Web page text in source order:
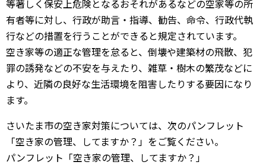
等著しく保安上危険となるおそれがあるなどの空家等の所
有者等に対し、行政が助言・指導、勧告、命令、行政代執
行などの措置を行うことができると規定されています。
空き家等の適正な管理を怠ると、倒壊や建築材の飛散、犯
罪の誘発などの不安を与えたり、雑草・樹木の繁茂などに
より、近隣の良好な生活環境を阻害したりする要因になり
ます。
さいたま市の空き家対策については、次のパンフレット
「空き家の管理、してますか？」をご覧ください。
パンフレット「空き家の管理、してますか？」